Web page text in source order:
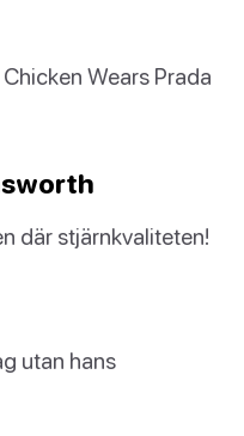
Wears Prada
där stjärnkvaliteten!
utan hans